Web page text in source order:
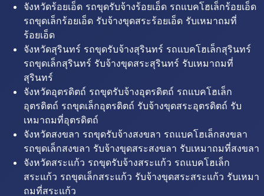
จังหวัดร้อยเอ็ด รถขุดรับจ้างร้อยเอ็ด รถแบคโฮเล็กร้อยเอ็ด
รถขุดเล็กร้อยเอ็ด รับจ้างขุดสระร้อยเอ็ด รับเหมาถมที่
ร้อยเอ็ด
จังหวัดสุรินทร์ รถขุดรับจ้างสุรินทร์ รถแบคโฮเล็กสุรินทร์
รถขุดเล็กสุรินทร์ รับจ้างขุดสระสุรินทร์ รับเหมาถมที่
สุรินทร์
จังหวัดอุตรดิตถ์ รถขุดรับจ้างอุตรดิตถ์ รถแบคโฮเล็ก
อุตรดิตถ์ รถขุดเล็กอุตรดิตถ์ รับจ้างขุดสระอุตรดิตถ์ รับ
เหมาถมที่อุตรดิตถ์
จังหวัดสงขลา รถขุดรับจ้างสงขลา รถแบคโฮเล็กสงขลา
รถขุดเล็กสงขลา รับจ้างขุดสระสงขลา รับเหมาถมที่สงขลา
จังหวัดสระแก้ว รถขุดรับจ้างสระแก้ว รถแบคโฮเล็ก
สระแก้ว รถขุดเล็กสระแก้ว รับจ้างขุดสระสระแก้ว รับเหมา
ถมที่สระแก้ว